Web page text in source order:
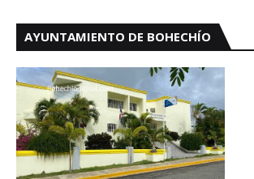
AYUNTAMIENTO DE BOHECHÍO